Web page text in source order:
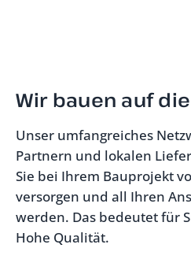
Wir bauen auf
Unser umfangreiches
Partnern und lokalen
Sie bei Ihrem Bauprojekt
versorgen und all Ihren
werden. Das bedeutet für
Hohe Qualität.